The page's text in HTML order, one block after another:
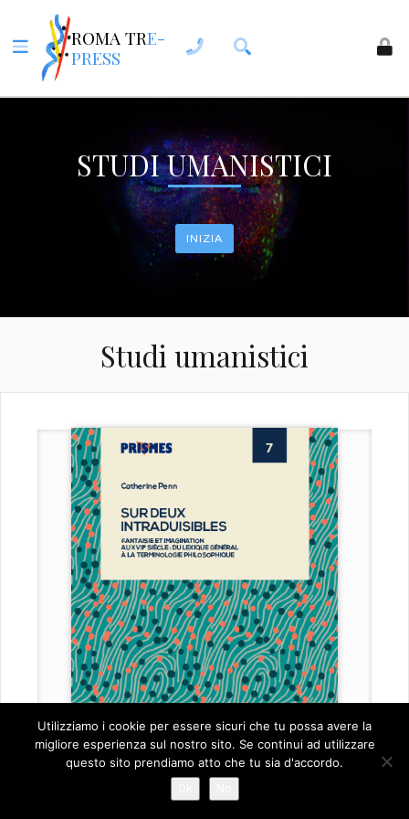
ROMA TRE-
PRESS
STUDI UMANISTICI
INIZIA
Studi umanistici
Utilizziamo i cookie per essere sicuri che tu possa avere la
migliore esperienza sul nostro sito. Se continui ad utilizzare
questo sito prendiamo atto che tu sia d'accordo.